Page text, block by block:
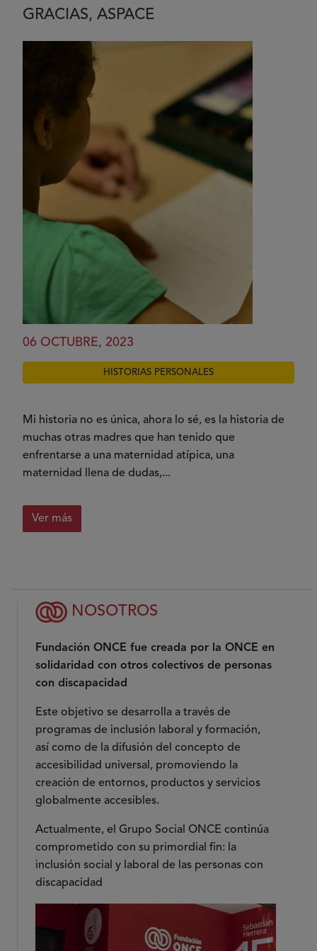
GRACIAS, ASPACE
06 OCTUBRE, 2023
HISTORIAS PERSONALES
Mi historia no es única, ahora lo sé, es la historia de
muchas otras madres que han tenido que
enfrentarse a una maternidad atípica, una
maternidad llena de dudas,...
Ver más
NOSOTROS
Fundación ONCE fue creada por la ONCE en
solidaridad con otros colectivos de personas
con discapacidad
Este objetivo se desarrolla a través de
programas de inclusión laboral y formación,
así como de la difusión del concepto de
accesibilidad universal, promoviendo la
creación de entornos, productos y servicios
globalmente accesibles.
Actualmente, el Grupo Social ONCE continúa
comprometido con su primordial fin: la
inclusión social y laboral de las personas con
discapacidad